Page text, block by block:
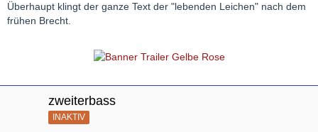
Überhaupt klingt der ganze Text der "lebenden Leichen" nach dem
frühen Brecht.
zweiterbass
INAKTIV